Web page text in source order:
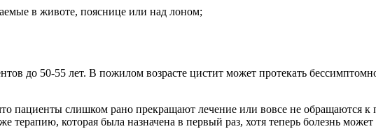
в животе, пояснице или над лоном;
до 50-55 лет. В пожилом возрасте цистит может протекать
пациенты слишком рано прекращают лечение или вовсе не обращаются к
терапию, которая была назначена в первый раз, хотя теперь болезнь